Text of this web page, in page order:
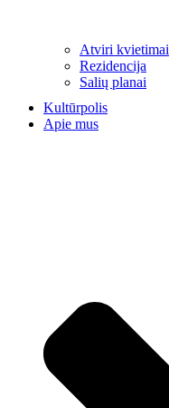
Atviri kvietimai
Rezidencija
Salių planai
Kultūrpolis
Apie mus